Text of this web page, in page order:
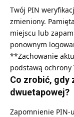
Twój PIN
zmieniony.
miejscu lub
ponownym
**Zachowanie
podstawą
Co zrobić, gdy
dwuetapowej?
Zapomnienie PIN-